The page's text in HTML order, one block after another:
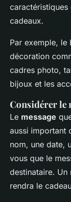
cadeaux.
Par exemple,
décoration
cadres photo,
bijoux et les
Considérer le
Le message
aussi important
nom, une date,
vous que le
destinataire.
rendra le